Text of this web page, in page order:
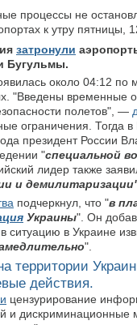
процессы не
к утру пятницы,
затронули
Бугульмы.
около 04:12 по
"Введены временные
полетов", —
ограничения. Тогда
президент России
"специальной
лидер также
и
подчеркнул, что "в
Украины". Он
в ситуацию в Украине
".
территории
действия.
цензурирование
и дискриминационные